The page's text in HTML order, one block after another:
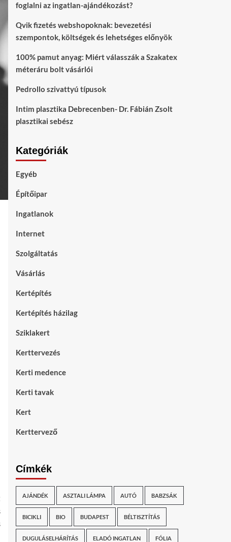
foglalni az ingatlan-ajándékozást?
Qvik fizetés webshopoknak: bevezetési
szempontok, költségek és lehetséges előnyök
100% pamut anyag: Miért válasszák a Szakatex
méteráru bolt vásárlói
Pedrollo szivattyú típusok
Intim plasztika Debrecenben- Dr. Fábián Zsolt
plasztikai sebész
Kategóriák
Egyéb
Építőipar
Ingatlanok
Internet
Szolgáltatás
Vásárlás
Kertépítés
Kertépítés házilag
Sziklakert
Kerttervezés
Kerti medence
Kerti tavak
Kert
Kerttervező
Címkék
AJÁNDÉK ASZTALI LÁMPA AUTÓ BABZSÁK
BICIKLI BIO BUDAPEST BÉLTISZTÍTÁS
DUGULÁSELHÁRÍTÁS ELADÓ INGATLAN FÓLIA